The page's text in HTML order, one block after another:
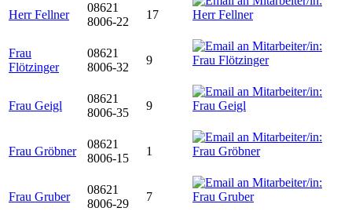
Herr Fellner
08621
8006-22
17
Frau
Flötzinger
08621
8006-32
9
Frau Geigl
08621
8006-35
9
Frau Gröbner
08621
8006-15
1
Frau Gruber
08621
8006-29
7